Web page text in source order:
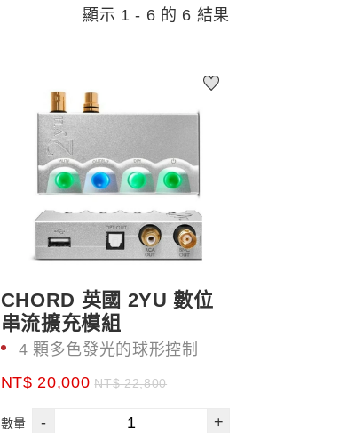
顯示 1 - 6 的 6 結果
CHORD 英國 2YU 數位
串流擴充模組
4 顆多色發光的球形控制
按鍵
NT$ 20,000 NT$ 22,800
數量 - +